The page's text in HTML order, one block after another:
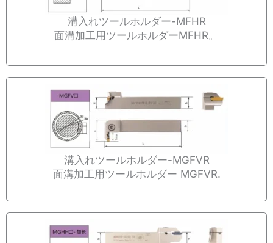
溝入れツールホルダー-MFHR
面溝加工用ツールホルダーMFHR。
溝入れツールホルダー-MGFVR
面溝加工用ツールホルダー MGFVR.